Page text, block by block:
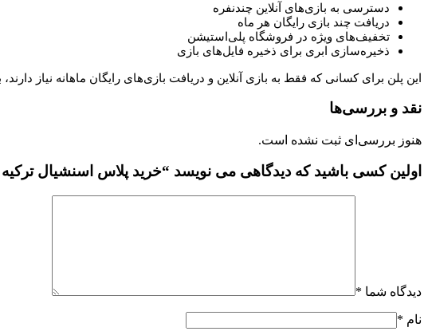
دسترسی به بازی‌های آنلاین چندنفره
دریافت چند بازی رایگان هر ماه
تخفیف‌های ویژه در فروشگاه پلی‌استیشن
ذخیره‌سازی ابری برای ذخیره فایل‌های بازی
این پلن برای کسانی که فقط به بازی آنلاین و دریافت بازی‌های رایگان ماهانه نیاز
نقد و بررسی‌ها
هنوز بررسی‌ای ثبت نشده است.
اولین کسی باشید که دیدگاهی می نویسد “خرید پلاس اسنشیال ترکیه Plus Essential”
دیدگاه شما *
نام *